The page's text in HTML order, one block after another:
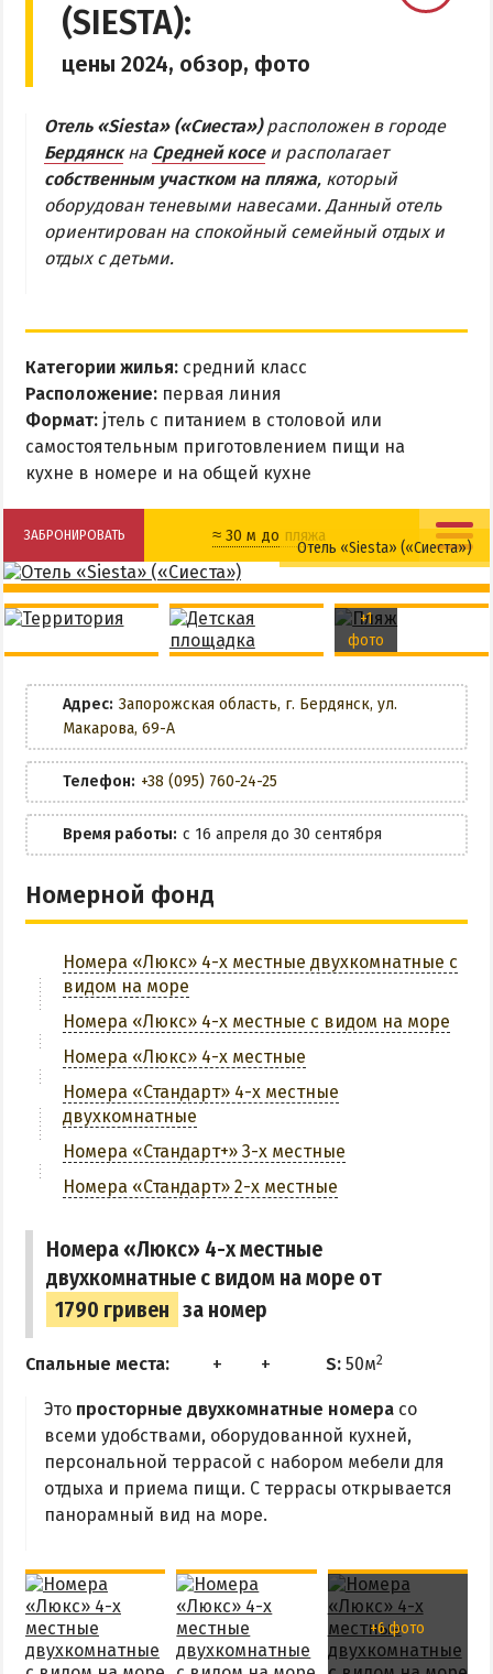
Бердянская коса
Ближняя коса
Средняя коса
Дальняя коса
КОЛОНИЯ
КУРОРТ
ЛИСКИ
МАКОРТЫ
НАГОРНАЯ ЧАСТЬ
СЛОБОДКА
ЦЕНТР
ЧАСТНЫЙ СЕКТОР
АЗОВСКОЕ (ЛУНАЧАРСКОЕ)
НОВОПЕТРОВКА
ЛЕЧЕНИЕ И БАЛЬНЕОТЕРАПИЯ
Грязи, лиманы и соленые озера
Санатории
РАЗВЛЕЧЕНИЯ
Аквапарк
Дельфинарий
Зоопарк
Виндсерфинг
Рыбалка
Памятники и скульптуры
Приморская площадь
ЭКСКУРСИИ И МАРШРУТЫ
Острова Дзендзик
Приазовский природный парк
Маршрутки
РЕКОМЕНДАЦИИ ПО ВЫБОРУ ЖИЛЬЯ
(SIESTA):
цены 2024, обзор, фото
Отель «Siesta» («Сиеста»)расположен в городе
Бердянскна Средней косеи располагает
собственным участком на пляжа, который
оборудован теневыми навесами. Данный отель
ориентирован на спокойный семейный отдых и
отдых с детьми.
Категории жилья: средний класс
Расположение: первая линия
Формат: jтель с питанием в столовой или
самостоятельным приготовлением пищи на
кухне в номере и на общей кухне
ЗАБРОНИРОВАТЬ ≈ 30 м до пляжа
Детская площадка
Детская кроватка
Общая кухня
Кухня в номере
Мангальная зона
Парковка
ЗАБРОНИРОВАТЬ
Отель «Siesta» («Сиеста»)
+1
фото
Адрес: Запорожская область, г. Бердянск, ул.
Макарова, 69-А
Телефон: +38 (095) 760-24-25
Время работы: с 16 апреля до 30 сентября
Номерной фонд
Номера «Люкс» 4-х местные двухкомнатные с
видом на море
Номера «Люкс» 4-х местные с видом на море
Номера «Люкс» 4-х местные
Номера «Стандарт» 4-х местные
двухкомнатные
Номера «Стандарт+» 3-х местные
Номера «Стандарт» 2-х местные
Номера «Люкс» 4-х местные
двухкомнатные с видом на море от
1790 гривен за номер
Спальные места: S: 50м2
Это просторные двухкомнатные номера со
всеми удобствами, оборудованной кухней,
персональной террасой с набором мебели для
отдыха и приема пищи. С террасы открывается
панорамный вид на море.
+6 фото